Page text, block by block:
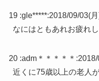
19 :gle*****:2018/09/03(
なにはともあれお疲れし
20 :adm＊＊＊＊＊ :
近くに75歳以上の老人